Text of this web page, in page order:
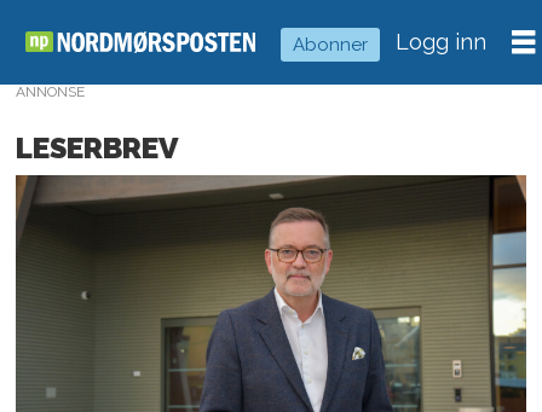
Abonner Logg inn
ANNONSE
LESERBREV